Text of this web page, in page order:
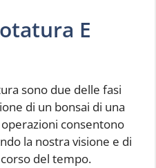
E
sono due delle fasi
di un bonsai di una
consentono
la nostra visione e di
del tempo.